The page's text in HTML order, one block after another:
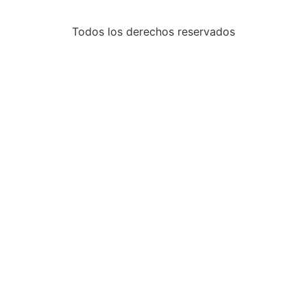
Todos los derechos reservados